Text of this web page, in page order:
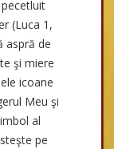
(Luca 1,
aspră de
şi miere
icoane
Meu şi
al
pe